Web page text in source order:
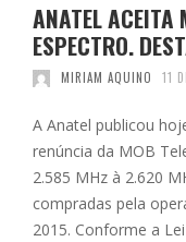
ANATEL ACEITA
ESPECTRO.
MIRIAM AQUINO 11
A Anatel publicou
renúncia da MOB
2.585 MHz à 2.620
compradas pela
2015. Conforme a